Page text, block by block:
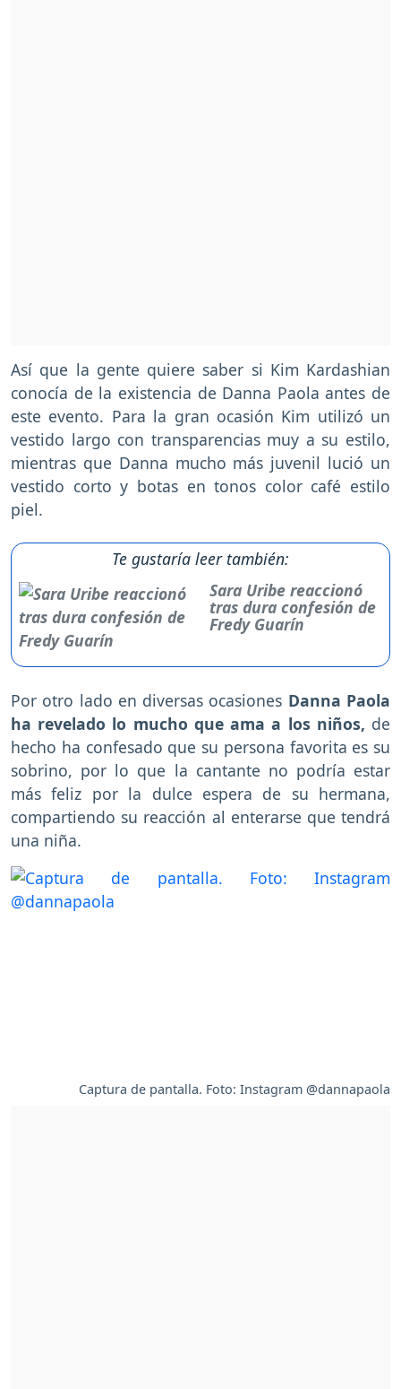
Así que la gente quiere saber si Kim Kardashian
conocía de la existencia de Danna Paola antes de
este evento. Para la gran ocasión Kim utilizó un
vestido largo con transparencias muy a su estilo,
mientras que Danna mucho más juvenil lució un
vestido corto y botas en tonos color café estilo
piel.
Te gustaría leer también:
Sara Uribe reaccionó
tras dura confesión de
Fredy Guarín
Por otro lado en diversas ocasiones Danna Paola
ha revelado lo mucho que ama a los niños, de
hecho ha confesado que su persona favorita es su
sobrino, por lo que la cantante no podría estar
más feliz por la dulce espera de su hermana,
compartiendo su reacción al enterarse que tendrá
una niña.
Captura de pantalla. Foto: Instagram @dannapaola